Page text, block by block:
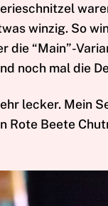
winzig. So
die “Main”-
noch mal die
lecker. Mein
Rote Beete